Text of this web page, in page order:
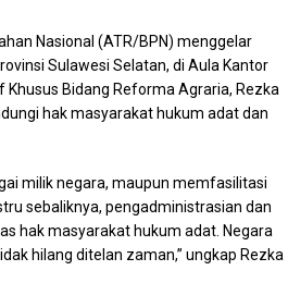
Nasional (ATR/BPN) menggelar
Sulawesi Selatan, di Aula Kantor
Bidang Reforma Agraria, Rezka
hak masyarakat hukum adat dan
milik negara, maupun memfasilitasi
sebaliknya, pengadministrasian dan
hak masyarakat hukum adat. Negara
hilang ditelan zaman,” ungkap Rezka